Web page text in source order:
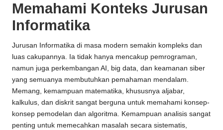
Memahami Konteks Jurusan
Informatika
Jurusan Informatika di masa modern semakin kompleks dan
luas cakupannya. Ia tidak hanya mencakup pemrograman,
namun juga perkembangan AI, big data, dan keamanan siber
yang semuanya membutuhkan pemahaman mendalam.
Memang, kemampuan matematika, khususnya aljabar,
kalkulus, dan diskrit sangat berguna untuk memahami konsep-
konsep pemodelan dan algoritma. Kemampuan analisis sangat
penting untuk memecahkan masalah secara sistematis,